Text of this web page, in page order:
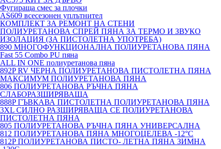
Фугираща смес за плочки
AS609 всесезонен уплътнител
КОМПЛЕКТ ЗА РЕМОНТ НА СТЕНИ
ПОЛИУРЕТАНОВА СПРЕЙ ПЯНА ЗА ТЕРМО И ЗВУКО
ИЗОЛАЦИЯ (ЗА ПИСТОЛЕТНА УПОТРЕБА)
890 МНОГОФУНКЦИОНАЛНА ПОЛИУРЕТАНОВА ПЯНА
Fast 55 Combo PU пяна
ALL IN ONE полиуретанова пяна
892P RV ЧЕРНА ПОЛИУРЕТАНОВА ПИСТОЛЕТНА ПЯНА
МАКСИМУМ ПОЛИУРЕТАНОВА ПЯНА
806 ПОЛИУРЕТАНОВА РЪЧНА ПЯНА
СЛАБОРАЗШИРЯВАЩА
888P ГЪВКАВА ПИСТОЛЕТНА ПОЛИУРЕТАНОВА ПЯНА
3XL СИЛНО РАЗШИРЯВАЩА СЕ ПОЛИУРЕТАНОВА
ПИСТОЛЕТНА ПЯНА
805 ПОЛИУРЕТАНОВА РЪЧНА ПЯНА УНИВЕРСАЛНА
812 ПОЛИУРЕТАНОВА ПЯНА МНОГОЦЕЛЕВА -12°C
812P ПОЛИУРЕТАНОВА ПИСТО- ЛЕТНА ПЯНА ЗИМНА